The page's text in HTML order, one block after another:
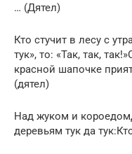
… (Дятел)
Кто стучит в лесу с
тук», то: «Так, так,
красной шапочке
(дятел)
Над жуком и
деревьям тук да